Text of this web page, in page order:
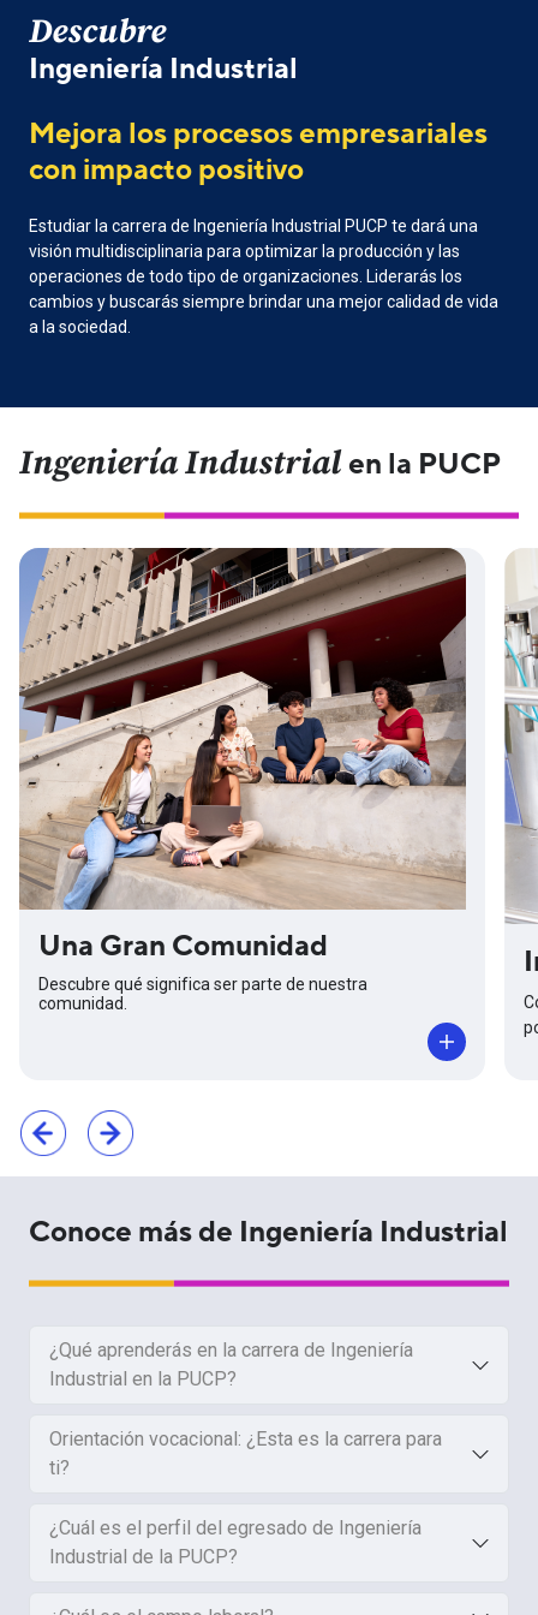
Descubre
Ingeniería Industrial
Mejora los procesos empresariales
con impacto positivo
Estudiar la carrera de Ingeniería Industrial PUCP te dará una
visión multidisciplinaria para optimizar la producción y las
operaciones de todo tipo de organizaciones. Liderarás los
cambios y buscarás siempre brindar una mejor calidad de vida
a la sociedad.
Ingeniería Industrialen la PUCP
Una Gran Comunidad
Descubre qué significa ser parte de nuestra
comunidad.
Conoce más de Ingeniería Industrial
¿Qué aprenderás en la carrera de Ingeniería
Industrial en la PUCP?
Orientación vocacional: ¿Esta es la carrera para
ti?
¿Cuál es el perfil del egresado de Ingeniería
Industrial de la PUCP?